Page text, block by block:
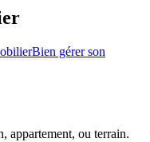
Bien gérer son
appartement, ou terrain.